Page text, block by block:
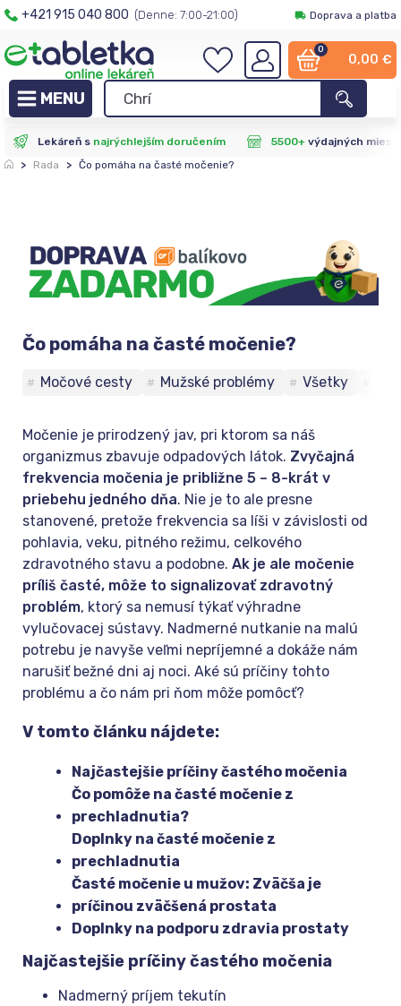
+421 915 040 800 (Denne: 7:00-21:00) Doprava a platba
0
0,00 €
Lekáreň s najrýchlejším doručením 5500+výdajných miest
>
Rada > Čo pomáha na časté močenie?
Čo pomáha na časté močenie?
Močové cesty Mužské problémy Všetky
Močenie je prirodzený jav, pri ktorom sa náš
organizmus zbavuje odpadových látok. Zvyčajná
frekvencia močenia je približne 5 – 8-krát v
priebehu jedného dňa. Nie je to ale presne
stanovené, pretože frekvencia sa líši v závislosti od
pohlavia, veku, pitného režimu, celkového
zdravotného stavu a podobne. Ak je ale močenie
príliš časté, môže to signalizovať zdravotný
problém, ktorý sa nemusí týkať výhradne
vylučovacej sústavy. Nadmerné nutkanie na malú
potrebu je navyše veľmi nepríjemné a dokáže nám
narušiť bežné dni aj noci. Aké sú príčiny tohto
problému a čo nám pri ňom môže pomôcť?
V tomto článku nájdete:
Najčastejšie príčiny častého močenia
Čo pomôže na časté močenie z
prechladnutia?
Doplnky na časté močenie z
prechladnutia
Časté močenie u mužov: Zväčša je
príčinou zväčšená prostata
Doplnky na podporu zdravia prostaty
Najčastejšie príčiny častého močenia
Nadmerný príjem tekutín